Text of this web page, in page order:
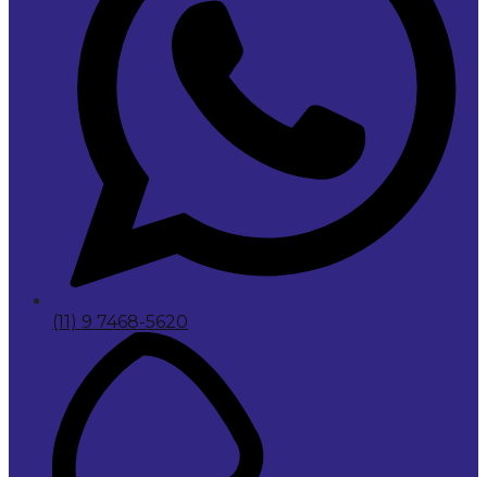
(11) 9 7468-5620